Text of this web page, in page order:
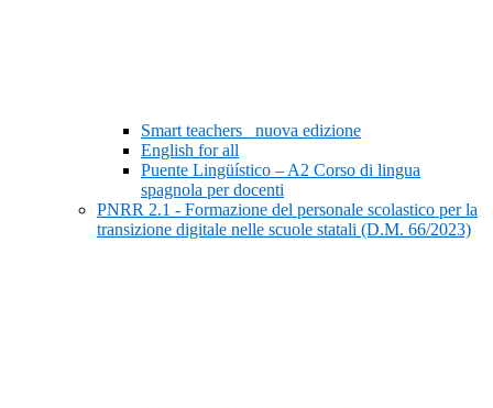
Smart teachers_ nuova edizione
English for all
Puente Lingüístico – A2 Corso di lingua
spagnola per docenti
PNRR 2.1 - Formazione del personale scolastico per la
transizione digitale nelle scuole statali (D.M. 66/2023)